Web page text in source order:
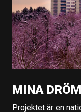
MINA
Projektet är en